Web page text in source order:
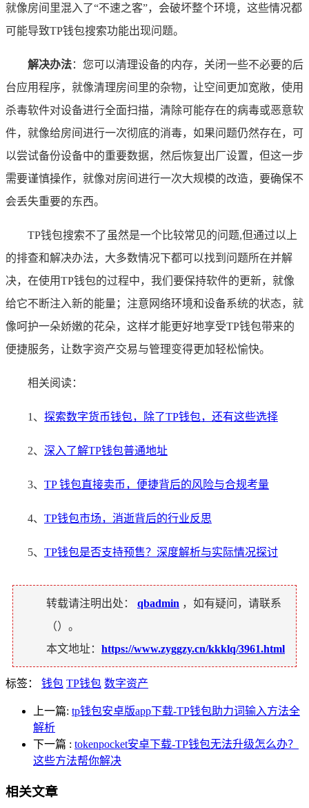
就像房间里混入了“不速之客”，会破坏整个环境，这些情况都
可能导致TP钱包搜索功能出现问题。
解决办法：您可以清理设备的内存，关闭一些不必要的后
台应用程序，就像清理房间里的杂物，让空间更加宽敞，使用
杀毒软件对设备进行全面扫描，清除可能存在的病毒或恶意软
件，就像给房间进行一次彻底的消毒，如果问题仍然存在，可
以尝试备份设备中的重要数据，然后恢复出厂设置，但这一步
需要谨慎操作，就像对房间进行一次大规模的改造，要确保不
会丢失重要的东西。
TP钱包搜索不了虽然是一个比较常见的问题,但通过以上
的排查和解决办法，大多数情况下都可以找到问题所在并解
决，在使用TP钱包的过程中，我们要保持软件的更新，就像
给它不断注入新的能量；注意网络环境和设备系统的状态，就
像呵护一朵娇嫩的花朵，这样才能更好地享受TP钱包带来的
便捷服务，让数字资产交易与管理变得更加轻松愉快。
相关阅读：
1、 探索数字货币钱包，除了TP钱包，还有这些选择
2、 深入了解TP钱包普通地址
3、 TP 钱包直接卖币，便捷背后的风险与合规考量
4、 TP钱包市场，消逝背后的行业反思
5、 TP钱包是否支持预售？深度解析与实际情况探讨
转载请注明出处： qbadmin ，如有疑问，请联系
（）。
本文地址： https://www.zyggzy.cn/kkklq/3961.html
标签： 钱包 TP钱包 数字资产
上一篇: tp钱包安卓版app下载-TP钱包助力词输入方法全
解析
下一篇 : tokenpocket安卓下载-TP钱包无法升级怎么办？
这些方法帮你解决
相关文章